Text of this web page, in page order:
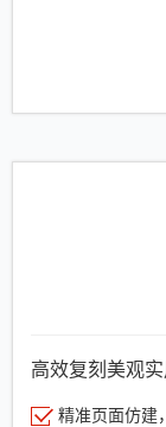
高效复刻美观
精准页面仿建